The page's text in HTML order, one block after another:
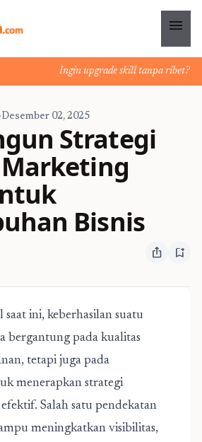
menu
Ingin upgrade skill tanpa ribet?
Desember 02, 2025
Strategi
Bisnis
ios_share bookmark_add
ini, keberhasilan suatu
bergantung pada kualitas
tetapi juga pada
menerapkan strategi
Salah satu pendekatan
meningkatkan visibilitas,